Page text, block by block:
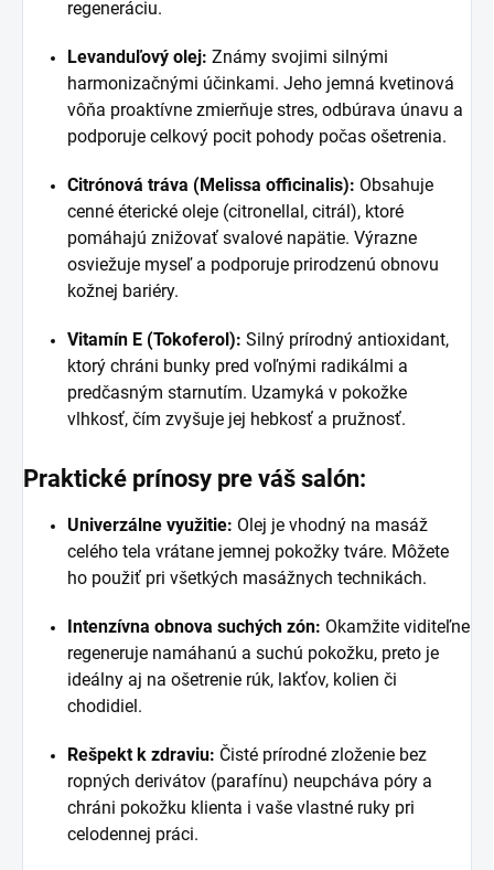
regeneráciu.
Levanduľový olej: Známy svojimi silnými
harmonizačnými účinkami. Jeho jemná kvetinová
vôňa proaktívne zmierňuje stres, odbúrava únavu a
podporuje celkový pocit pohody počas ošetrenia.
Citrónová tráva (Melissa officinalis): Obsahuje
cenné éterické oleje (citronellal, citrál), ktoré
pomáhajú znižovať svalové napätie. Výrazne
osviežuje myseľ a podporuje prirodzenú obnovu
kožnej bariéry.
Vitamín E (Tokoferol): Silný prírodný antioxidant,
ktorý chráni bunky pred voľnými radikálmi a
predčasným starnutím. Uzamyká v pokožke
vlhkosť, čím zvyšuje jej hebkosť a pružnosť.
Praktické prínosy pre váš salón:
Univerzálne využitie: Olej je vhodný na masáž
celého tela vrátane jemnej pokožky tváre. Môžete
ho použiť pri všetkých masážnych technikách.
Intenzívna obnova suchých zón: Okamžite viditeľne
regeneruje namáhanú a suchú pokožku, preto je
ideálny aj na ošetrenie rúk, lakťov, kolien či
chodidiel.
Rešpekt k zdraviu: Čisté prírodné zloženie bez
ropných derivátov (parafínu) neupcháva póry a
chráni pokožku klienta i vaše vlastné ruky pri
celodennej práci.